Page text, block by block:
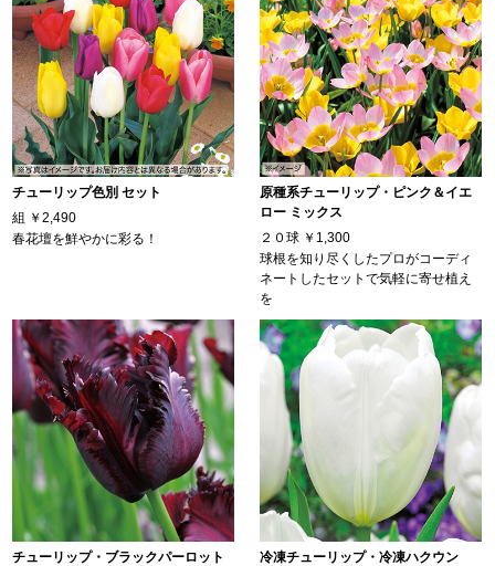
チューリップ色別 セット
組 ￥2,490
春花壇を鮮やかに彩る！
原種系チューリップ・ピンク＆イエ
ロー ミックス
２０球 ￥1,300
球根を知り尽くしたプロがコーディ
ネートしたセットで気軽に寄せ植え
を
チューリップ・ブラックパーロット
冷凍チューリップ・冷凍ハクウン